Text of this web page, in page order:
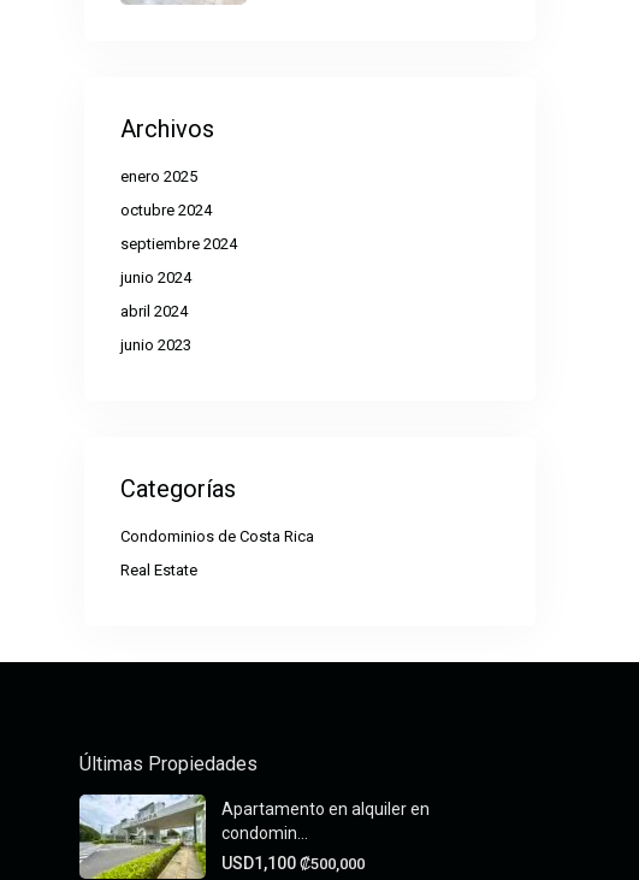
Archivos
enero 2025
octubre 2024
septiembre 2024
junio 2024
abril 2024
junio 2023
Categorías
Condominios de Costa Rica
Real Estate
Últimas Propiedades
Apartamento en alquiler en
condomin...
USD1,100₡500,000